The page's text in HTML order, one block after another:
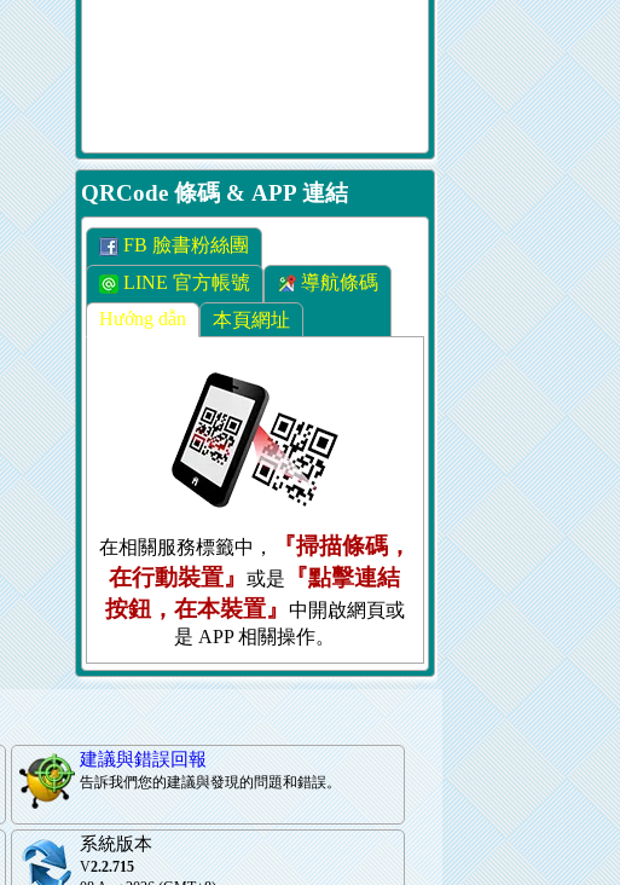
QRCode 條碼 & APP 連結
Hướng dẫn 本頁網址
FB 臉書粉絲團
LINE 官方帳號
導航條碼
在相關服務標籤中，
『掃描條碼，
在行動裝置』 或是
『點擊連結
按鈕，在本裝置』 中開啟網頁或
是 APP 相關操作。
建議與錯誤回報
告訴我們您的建議與發現的問題和錯誤。
系統版本
V2.2.715